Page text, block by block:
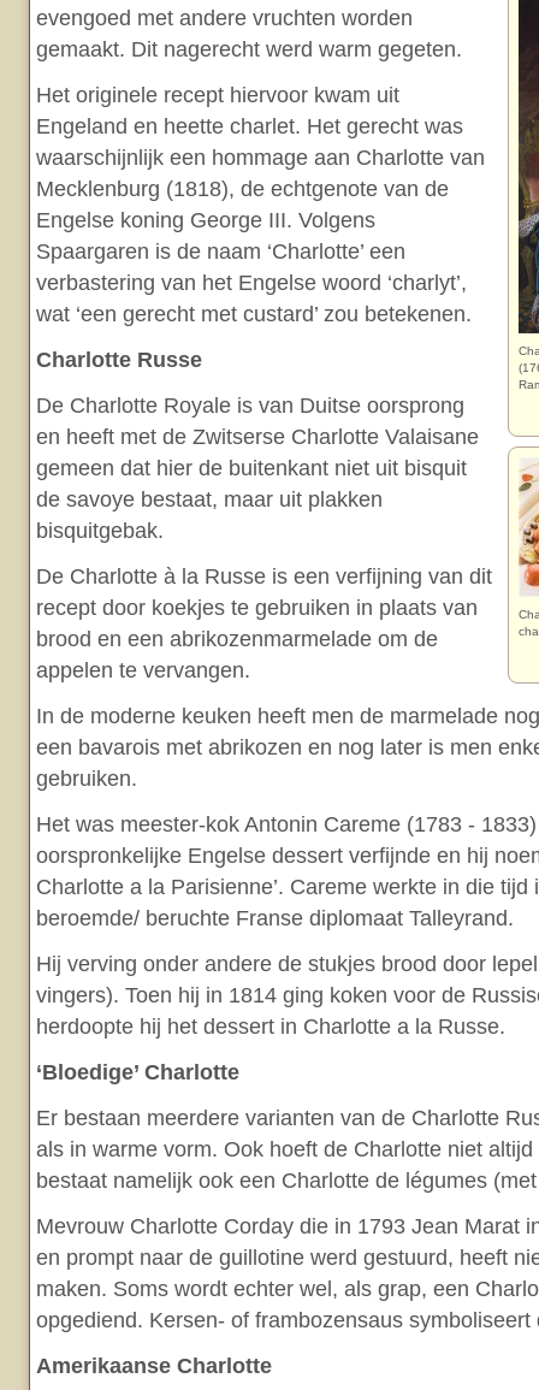
evengoed met andere vruchten worden
gemaakt. Dit nagerecht werd warm gegeten.
Het originele recept hiervoor kwam uit
Engeland en heette charlet. Het gerecht was
waarschijnlijk een hommage aan Charlotte van
Mecklenburg (1818), de echtgenote van de
Engelse koning George III. Volgens
Spaargaren is de naam ‘Charlotte’ een
verbastering van het Engelse woord ‘charlyt’,
wat ‘een gerecht met custard’ zou betekenen.
Charlotte Russe
De Charlotte Royale is van Duitse oorsprong
en heeft met de Zwitserse Charlotte Valaisane
gemeen dat hier de buitenkant niet uit bisquit
de savoye bestaat, maar uit plakken
bisquitgebak.
De Charlotte à la Russe is een verfijning van dit
recept door koekjes te gebruiken in plaats van
brood en een abrikozenmarmelade om de
appelen te vervangen.
In de moderne keuken heeft men de marmelade
een bavarois met abrikozen en nog later is men
gebruiken.
Het was meester-kok Antonin Careme (1783 -
oorspronkelijke Engelse dessert verfijnde en hij
Charlotte a la Parisienne’. Careme werkte in die tijd
beroemde/ beruchte Franse diplomaat Talleyrand.
Hij verving onder andere de stukjes brood door
vingers). Toen hij in 1814 ging koken voor de
herdoopte hij het dessert in Charlotte a la Russe.
‘Bloedige’ Charlotte
Er bestaan meerdere varianten van de Charlotte
als in warme vorm. Ook hoeft de Charlotte niet
bestaat namelijk ook een Charlotte de légumes
Mevrouw Charlotte Corday die in 1793 Jean Marat
en prompt naar de guillotine werd gestuurd, heeft
maken. Soms wordt echter wel, als grap, een
opgediend. Kersen- of frambozensaus symboliseert
Amerikaanse Charlotte